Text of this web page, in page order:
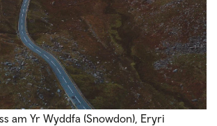
am Yr Wyddfa (Snowdon), Eryri